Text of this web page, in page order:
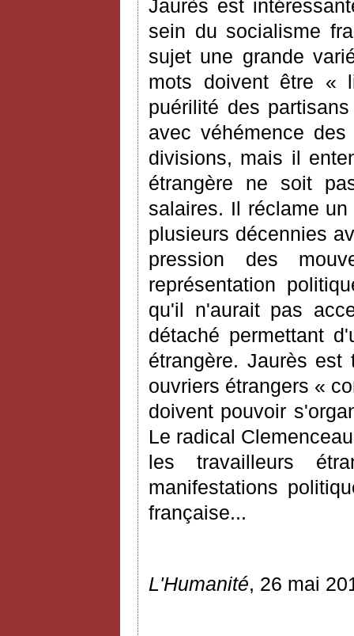
Jaurès est
sein du socialisme
sujet une grande
mots doivent être «
puérilité des
avec véhémence
divisions, mais il
étrangère ne soit
salaires. Il réclame
plusieurs décennies
pression des
représentation
qu'il n'aurait pas
détaché permettant
étrangère. Jaurès
ouvriers étrangers «
doivent pouvoir
Le radical
les travailleurs
manifestations
française...
L'Humanité, 26 mai